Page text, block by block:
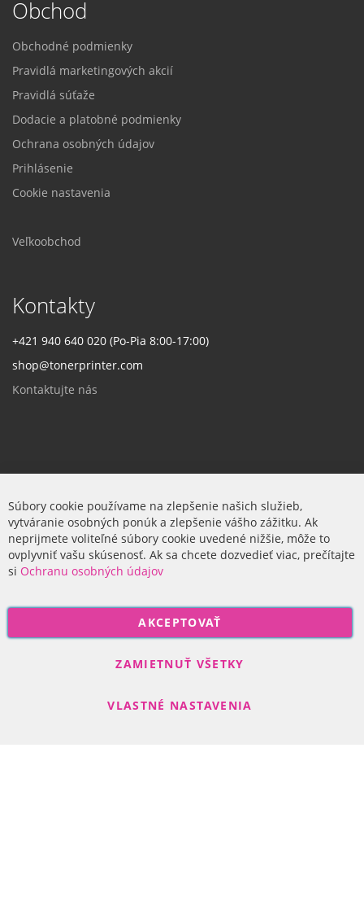
Obchod
Obchodné podmienky
Pravidlá marketingových akcií
Pravidlá súťaže
Dodacie a platobné podmienky
Ochrana osobných údajov
Prihlásenie
Cookie nastavenia
Veľkoobchod
Kontakty
+421 940 640 020 (Po-Pia 8:00-17:00)
shop@tonerprinter.com
Kontaktujte nás
Firma
O nás
P
Súbory cookie používame na zlepšenie našich služieb,
vytváranie osobných ponúk a zlepšenie vášho zážitku. Ak
neprijmete voliteľné súbory cookie uvedené nižšie, môže to
ovplyvniť vašu skúsenosť. Ak sa chcete dozvedieť viac, prečítajte
si Ochranu osobných údajov
AKCEPTOVAŤ
ZAMIETNUŤ VŠETKY
VLASTNÉ NASTAVENIA